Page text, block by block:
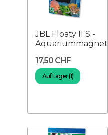
JBL Floaty II S -
Aquariummagnet
17,50 CHF
Auf Lager (1)